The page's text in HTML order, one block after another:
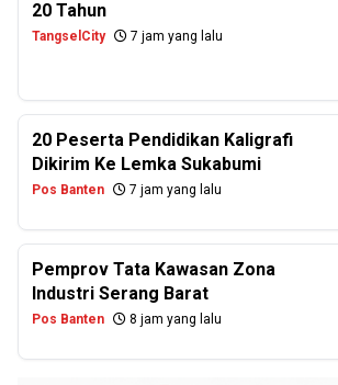
20 Tahun
TangselCity 7 jam yang lalu
20 Peserta Pendidikan Kaligrafi
Dikirim Ke Lemka Sukabumi
Pos Banten 7 jam yang lalu
Pemprov Tata Kawasan Zona
Industri Serang Barat
Pos Banten 8 jam yang lalu